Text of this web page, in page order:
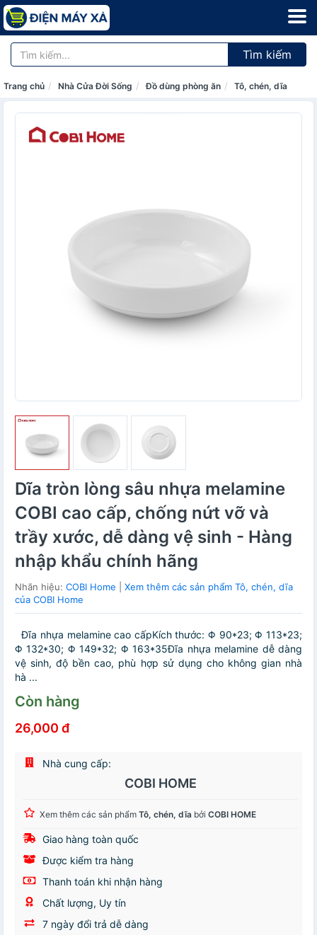
Tìm kiếm
Trang chủ Nhà Cửa Đời Sống Đồ dùng phòng ăn Tô, chén, dĩa
Dĩa tròn lòng sâu nhựa melamine
COBI cao cấp, chống nứt vỡ và
trầy xước, dễ dàng vệ sinh - Hàng
nhập khẩu chính hãng
Nhãn hiệu: COBI Home
Xem thêm các sản phẩm Tô, chén, dĩa
của COBI Home
Đĩa nhựa melamine cao cấpKích thước: Φ 90*23; Φ 113*23;
Φ 132*30; Φ 149*32; Φ 163*35Đĩa nhựa melamine dễ dàng
vệ sinh, độ bền cao, phù hợp sử dụng cho không gian nhà
hà ...
Còn hàng
26,000 đ
Nhà cung cấp:
COBI HOME
Xem thêm các sản phẩm Tô, chén, dĩa bởi COBI HOME
Giao hàng toàn quốc
Được kiểm tra hàng
Thanh toán khi nhận hàng
Chất lượng, Uy tín
7 ngày đổi trả dễ dàng